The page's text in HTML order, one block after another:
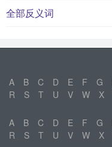
全部反义词
A
B C D E F G
R
S T U V W X
A
B C D E F G
R
S T U V W X